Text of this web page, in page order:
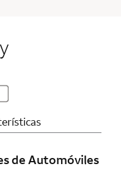
de Automóviles